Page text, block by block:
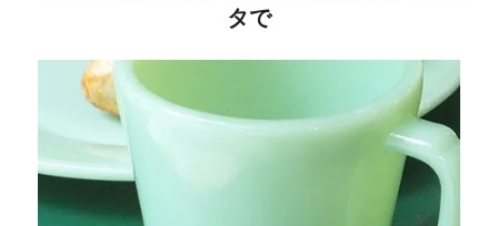
タで